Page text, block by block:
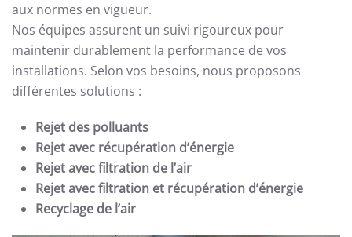
aux normes en vigueur.
Nos équipes assurent un suivi rigoureux pour
maintenir durablement la performance de vos
installations. Selon vos besoins, nous proposons
différentes solutions :
Rejet des polluants
Rejet avec récupération d’énergie
Rejet avec filtration de l’air
Rejet avec filtration et récupération d’énergie
Recyclage de l’air